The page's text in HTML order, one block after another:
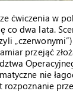
ćwiczenia w
co dwa lata.
przejąć
nie
rozpoznanie